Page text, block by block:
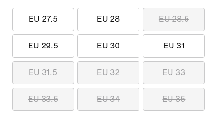
EU 27.5 EU 28 EU 28.5
EU 29.5 EU 30 EU 31
EU 31.5 EU 32 EU 33
EU 33.5 EU 34 EU 35